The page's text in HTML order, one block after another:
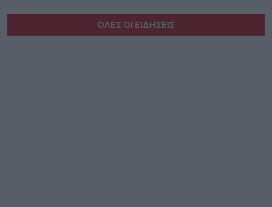
ΟΛΕΣ ΟΙ ΕΙΔΗΣΕΙΣ